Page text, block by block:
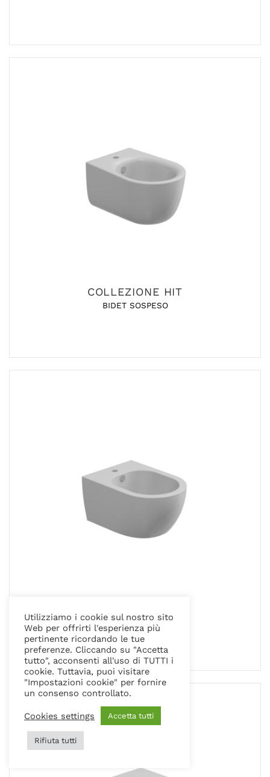
COLLEZIONE HIT
BIDET SOSPESO
BIDET SOSPESO
Utilizziamo i cookie sul nostro sito
Web per offrirti l'esperienza più
pertinente ricordando le tue
preferenze. Cliccando su "Accetta
tutto", acconsenti all'uso di TUTTI i
cookie. Tuttavia, puoi visitare
"Impostazioni cookie" per fornire
un consenso controllato.
Cookies settings Accetta tutti
Rifiuta tutti